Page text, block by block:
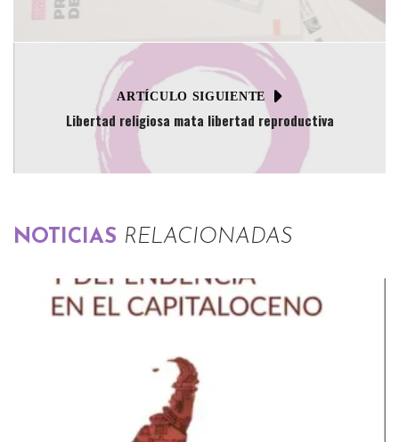
ARTÍCULO SIGUIENTE
Libertad religiosa mata libertad reproductiva
NOTICIAS RELACIONADAS